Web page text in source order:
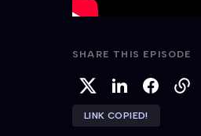
SHARE THIS EPISODE
LINK COPIED!